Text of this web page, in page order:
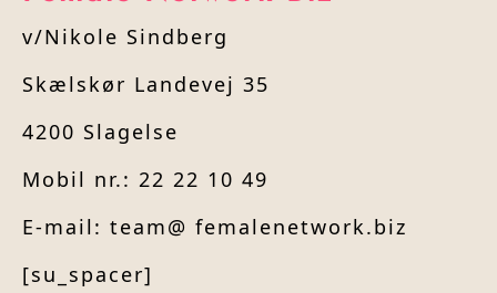
v/Nikole Sindberg
Skælskør Landevej 35
4200 Slagelse
Mobil nr.: 22 22 10 49
E-mail: team@ femalenetwork.biz
[su_spacer]